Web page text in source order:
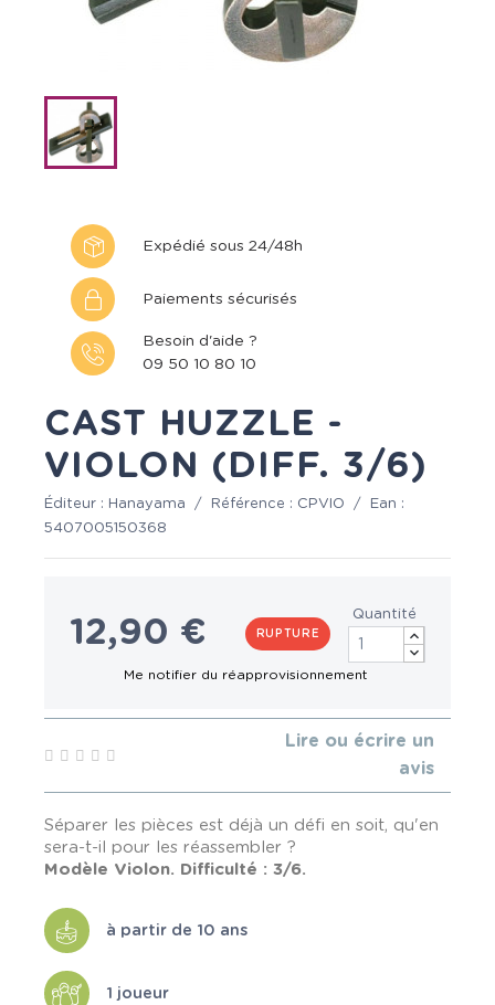
Expédié sous 24/48h
Paiements sécurisés
Besoin d'aide ?
09 50 10 80 10
CAST HUZZLE -
VIOLON (DIFF. 3/6)
Éditeur : Hanayama / Référence : CPVIO /
Ean :
5407005150368
12,90 € RUPTURE
Quantité
Lire ou écrire un
avis
Séparer les pièces est déjà un défi en soit, qu'en
sera-t-il pour les réassembler ?
Modèle Violon. Difficulté : 3/6.
à partir de 10 ans
1 joueur